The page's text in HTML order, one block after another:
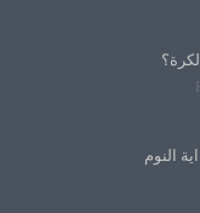
النوم